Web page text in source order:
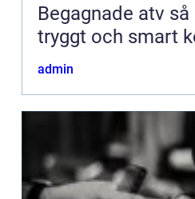
Begagnade atv så gör du ett
tryggt och smart
admin